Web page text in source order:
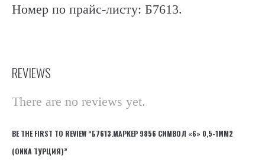
Номер по прайс-листу: Б7613.
REVIEWS
There are no reviews yet.
BE THE FIRST TO REVIEW “Б7613.МАРКЕР 9856 СИМВОЛ «6» 0,5-1ММ2
(ONKA ТУРЦИЯ)”